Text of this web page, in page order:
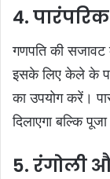
4.
गणपति की सजावट
इसके लिए केले के
का उपयोग करें।
दिलाएगा बल्कि
5. रंगोली